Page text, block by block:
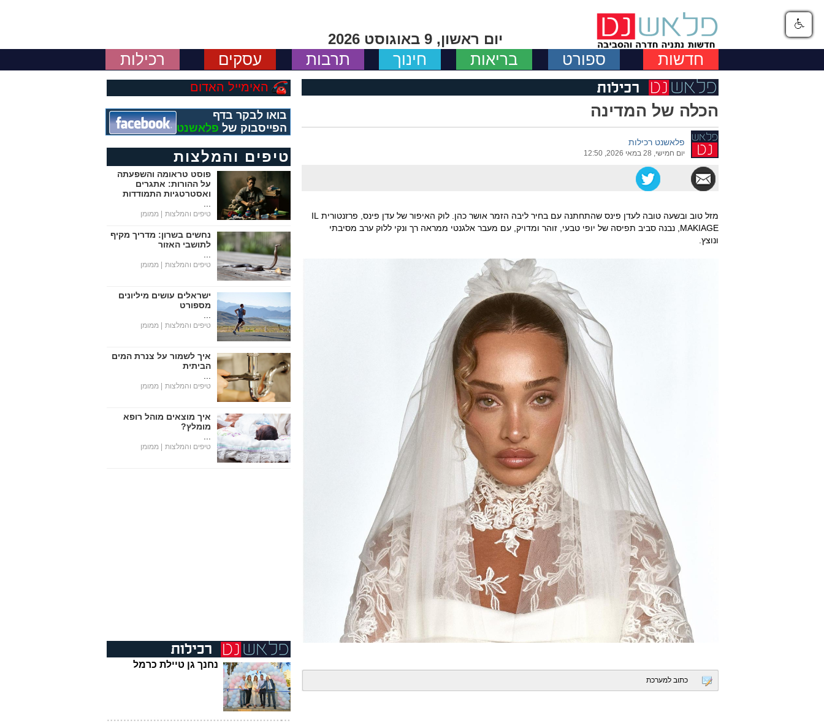
יום ראשון, 9 באוגוסט 2026
חדשות ספורט בריאות חינוך תרבות עסקים רכילות
הכלה של המדינה
פלאשנט רכילות
יום חמישי, 28 במאי 2026, 12:50
מזל טוב ובשעה טובה לעדן פינס שהתחתנה עם בחיר ליבה הזמר אושר כהן. לוק האיפור של עדן פינס, פרזנטורית IL
MAKIAGE, נבנה סביב תפיסה של יופי טבעי, זוהר ומדויק, עם מעבר אלגנטי ממראה רך ונקי ללוק ערב מסיבתי
ונוצץ.
כתוב למערכת
האימייל האדום
בואו לבקר בדף
הפייסבוק של פלאשנט
טיפים והמלצות
פוסט טראומה והשפעתה
על ההורות: אתגרים
ואסטרטגיות התמודדות
טיפים והמלצות | ממומן
נחשים בשרון: מדריך מקיף
לתושבי האזור
טיפים והמלצות | ממומן
ישראלים עושים מיליונים
מספורט
טיפים והמלצות | ממומן
איך לשמור על צנרת המים
הביתית
טיפים והמלצות | ממומן
איך מוצאים מוהל רופא
מומלץ?
טיפים והמלצות | ממומן
נחנך גן טיילת כרמל